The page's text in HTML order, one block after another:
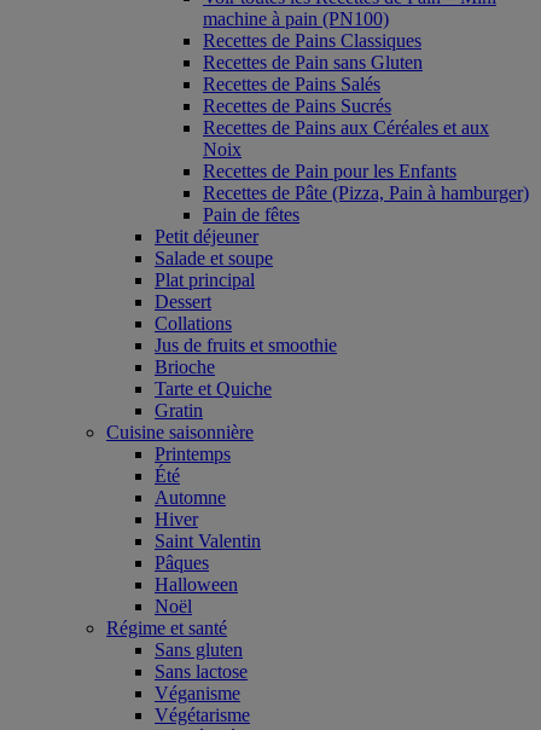
machine à pain (PN100)
Recettes de Pains Classiques
Recettes de Pain sans Gluten
Recettes de Pains Salés
Recettes de Pains Sucrés
Recettes de Pains aux Céréales et aux
Noix
Recettes de Pain pour les Enfants
Recettes de Pâte (Pizza, Pain à hamburger)
Pain de fêtes
Petit déjeuner
Salade et soupe
Plat principal
Dessert
Collations
Jus de fruits et smoothie
Brioche
Tarte et Quiche
Gratin
Cuisine saisonnière
Printemps
Été
Automne
Hiver
Saint Valentin
Pâques
Halloween
Noël
Régime et santé
Sans gluten
Sans lactose
Véganisme
Végétarisme